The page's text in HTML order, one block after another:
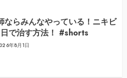
ならみんなやっている！ニキビ
で治す方法！ #shorts
年8月1日